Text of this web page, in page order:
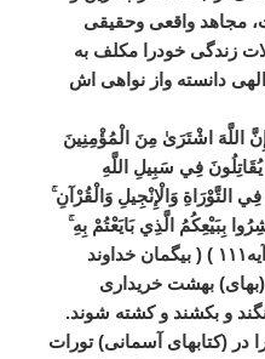
مجاهد واقعی وحقیقی
زندگی خودرا مکلف به
دانسته واز نواهی اش
اللَّهَ اشْتَرَىٰ مِنَ الْمُؤْمِنِينَ
فِي سَبِيلِ اللَّهِ
التَّوْرَاةِ وَالْإِنْجِيلِ وَالْقُرْآنِ
بِبَيْعِكُمُ الَّذِي بَايَعْتُمْ بِهِ
وَذَٰلِكَ هُوَ الْفَوْزُ الْعَظِيمُ » (التوبة آیه۱۱۱ ) ( بیگمان خداوند
(بهای) بهشت خریداری
و بکشند و کشته شوند.
در (کتابهای آسمانی) تورات